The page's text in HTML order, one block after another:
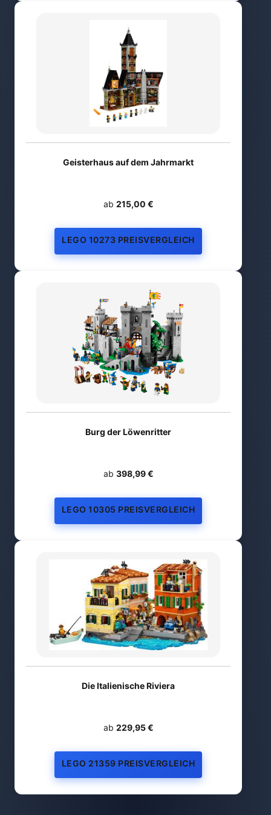
Geisterhaus auf dem Jahrmarkt
ab 215,00 €
LEGO 10273 PREISVERGLEICH
Burg der Löwenritter
ab 398,99 €
LEGO 10305 PREISVERGLEICH
Die Italienische Riviera
ab 229,95 €
LEGO 21359 PREISVERGLEICH